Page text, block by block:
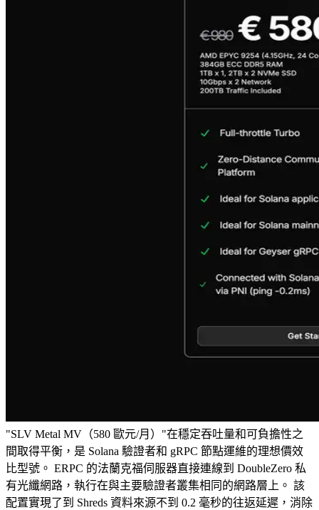
"SLV Metal MV（580 歐元/月）"在穩定吞吐量和可負擔性之
間取得平衡，是 Solana 驗證者和 gRPC 節點運維的理想價效
比型號。 ERPC 的法蘭克福伺服器直接連線到 DoubleZero 私
有光纖網路，執行在與主要驗證者叢集相同的網路層上。 該
配置實現了到 Shreds 資料來源不到 0.2 毫秒的往返延遲，消除